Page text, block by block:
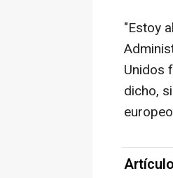
"Estoy
Unidos
dicho,